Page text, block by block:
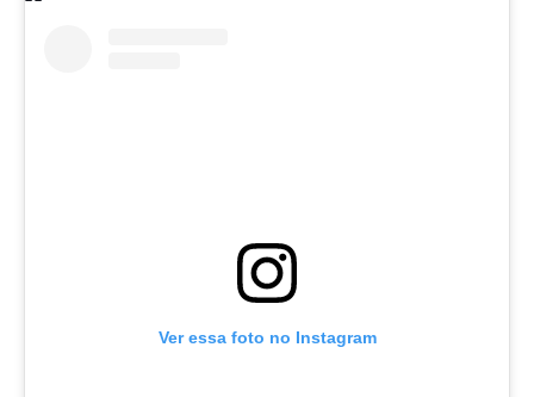
Ver essa foto no Instagram